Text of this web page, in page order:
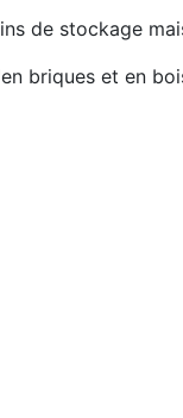
de stockage
briques et en